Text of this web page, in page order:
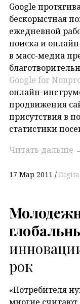
Google
бескорыстная
ежедневной
поиска и
в масс-медиа
Google for
онлайн-
продвижения
присутствия в
статистики
Читать дальше
17 Мар 2011
рок
«Потребителя
многие